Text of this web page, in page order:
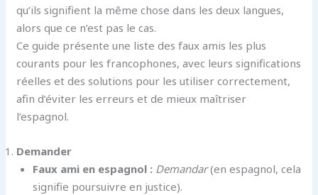
qu’ils signifient la même chose dans les deux langues,
alors que ce n’est pas le cas.
Ce guide présente une liste des faux amis les plus
courants pour les francophones, avec leurs significations
réelles et des solutions pour les utiliser correctement,
afin d’éviter les erreurs et de mieux maîtriser
l’espagnol.
Demander
Faux ami en espagnol : Demandar(en espagnol, cela
signifie poursuivre en justice).